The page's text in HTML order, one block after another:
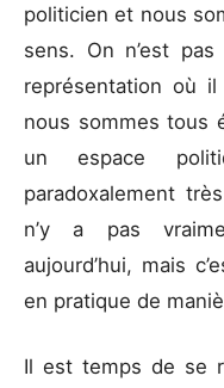
politicien et nous
sens. On n’est
représentation où il
nous sommes tous
un espace
paradoxalement
n’y a pas
aujourd’hui, mais
en pratique de
Il est temps de se